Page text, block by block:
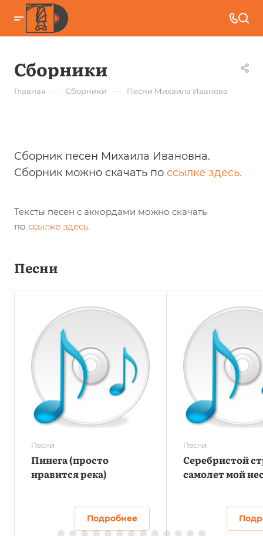
Сборники
Главная — Сборники — Песни Михаила Иванова
Сборник песен Михаила Ивановна.
Сборник можно скачать по ссылке здесь.
Тексты песен с аккордами можно скачать
по ссылке здесь.
Песни
Песни
Пинега (просто
нравится река)
Подробнее
Песни
Серебристой
самолет мой